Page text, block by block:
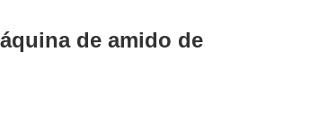
de amido de